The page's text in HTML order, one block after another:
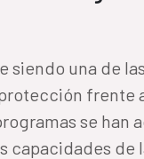
siendo una de
frente a
se han
capacidades de